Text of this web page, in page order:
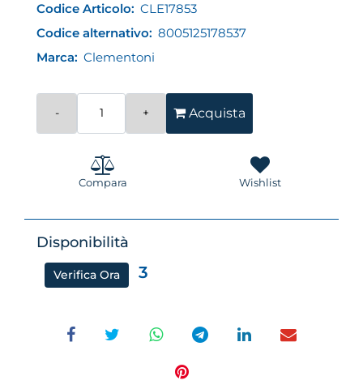
Codice Articolo: CLE17853
Codice alternativo: 8005125178537
Marca: Clementoni
Acquista
Compara Wishlist
Disponibilità
Verifica Ora 3